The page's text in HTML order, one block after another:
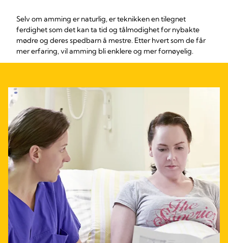
Selv om amming er naturlig, er teknikken en tilegnet
ferdighet som det kan ta tid og tålmodighet for nybakte
mødre og deres spedbarn å mestre. Etter hvert som de får
mer erfaring, vil amming bli enklere og mer fornøyelig.